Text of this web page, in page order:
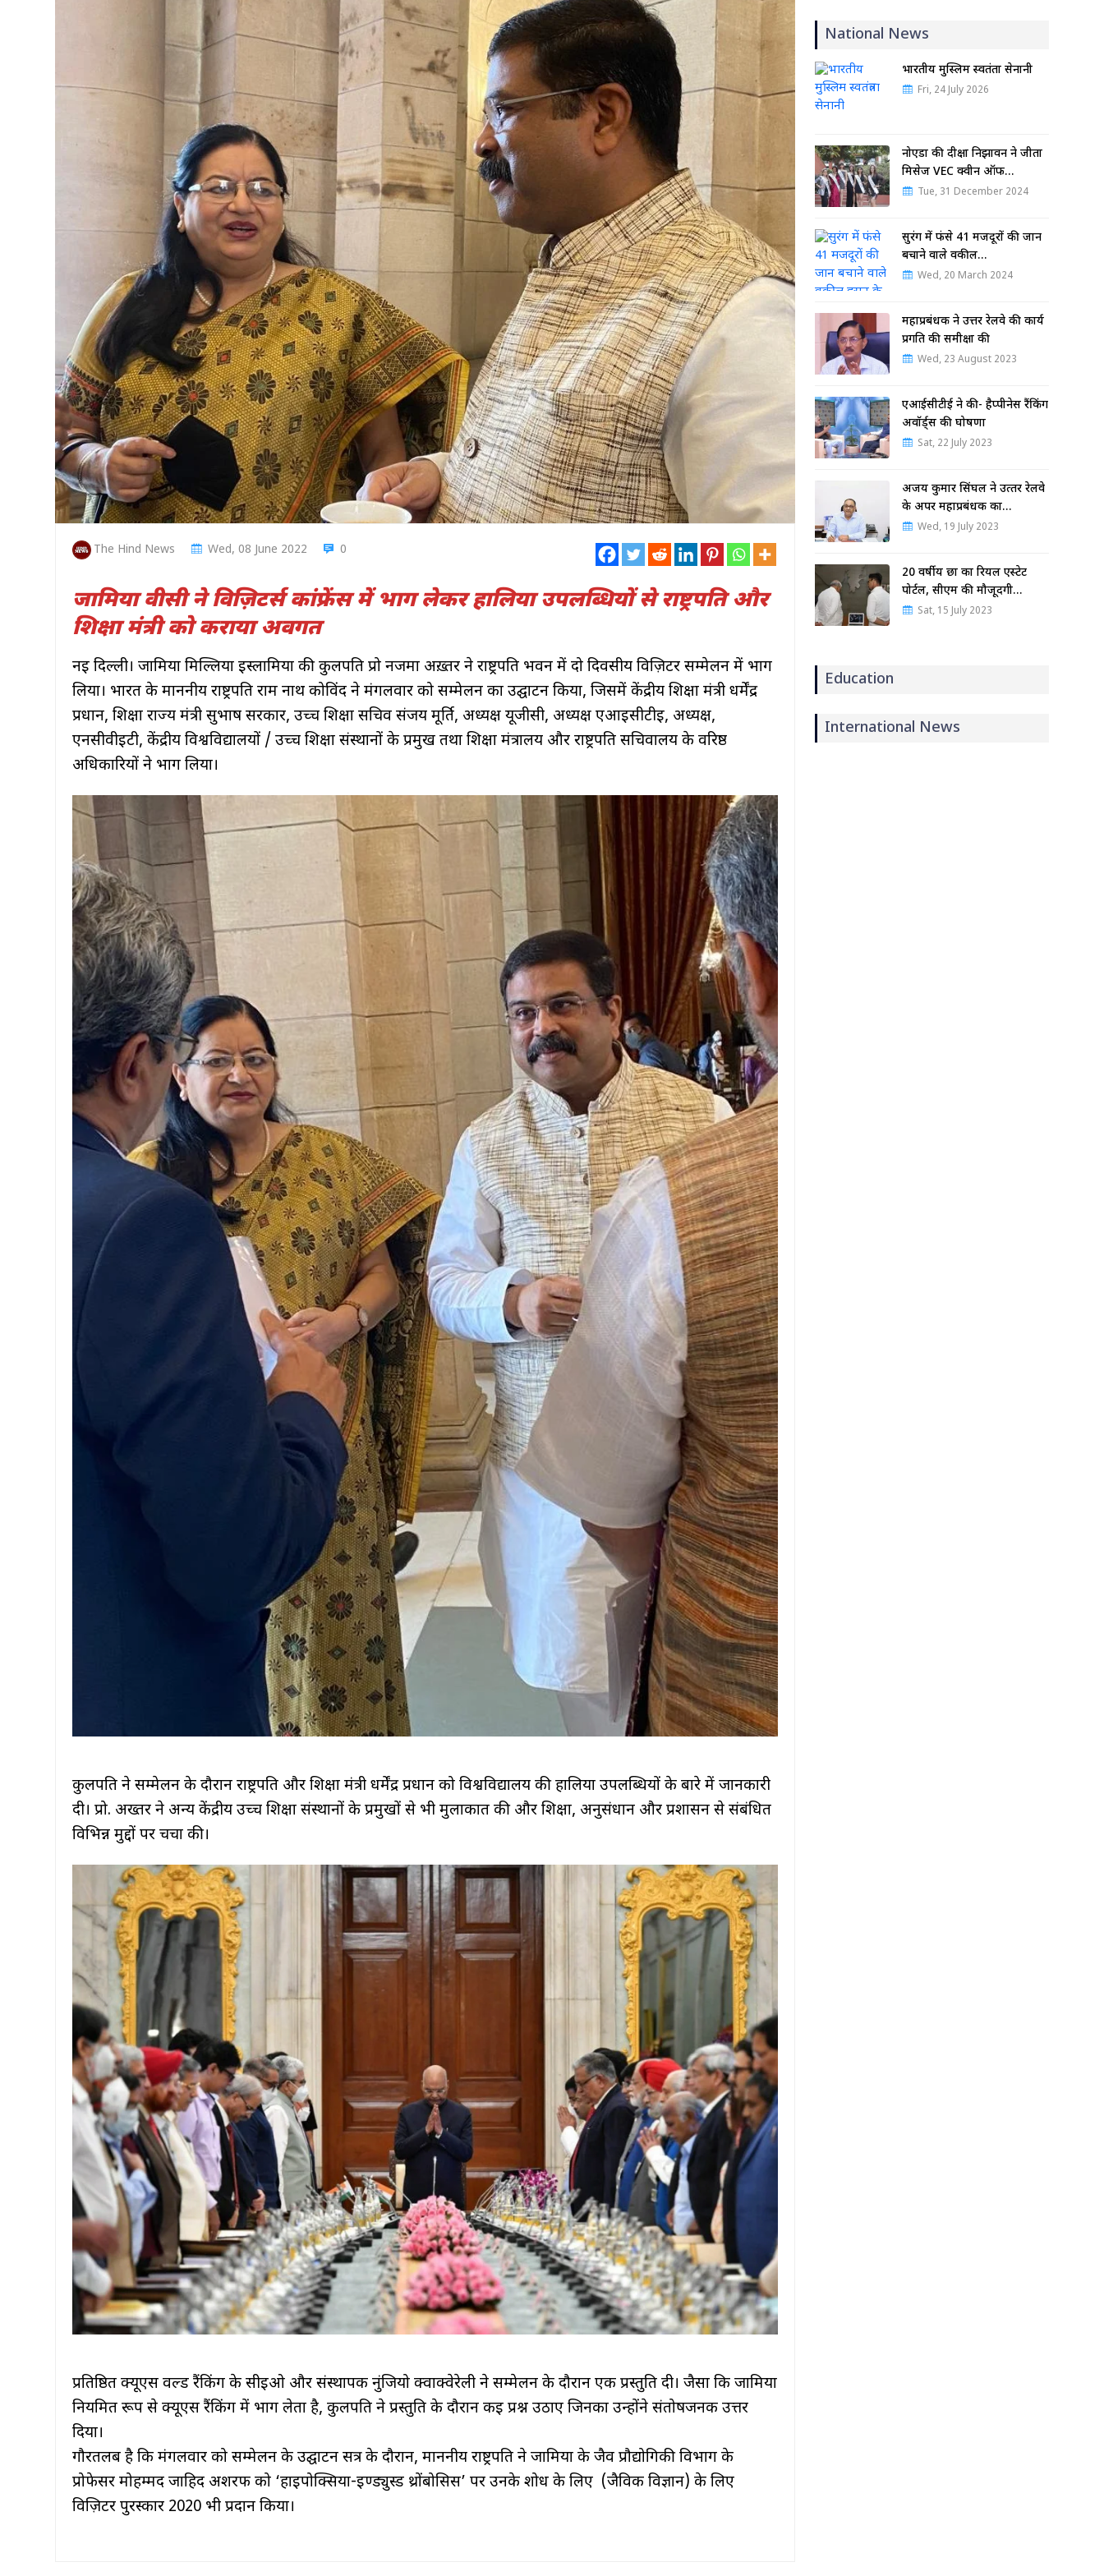
The Hind News Wed, 08 June 2022 0
जामिया वीसी ने विज़िटर्स कांफ्रेंस में भाग लेकर हालिया उपलब्धियों से राष्ट्रपति और
शिक्षा मंत्री को कराया अवगत
नई दिल्ली। जामिया मिल्लिया इस्लामिया की कुलपति प्रो नजमा अख़्तर ने राष्ट्रपति भवन में दो दिवसीय विज़िटर सम्मेलन में भाग
लिया। भारत के माननीय राष्ट्रपति राम नाथ कोविंद ने मंगलवार को सम्मेलन का उद्घाटन किया, जिसमें केंद्रीय शिक्षा मंत्री धर्मेंद्र
प्रधान, शिक्षा राज्य मंत्री सुभाष सरकार, उच्च शिक्षा सचिव संजय मूर्ति, अध्यक्ष यूजीसी, अध्यक्ष एआईसीटीई, अध्यक्ष,
एनसीवीईटी, केंद्रीय विश्वविद्यालयों / उच्च शिक्षा संस्थानों के प्रमुख तथा शिक्षा मंत्रालय और राष्ट्रपति सचिवालय के वरिष्ठ
अधिकारियों ने भाग लिया।
कुलपति ने सम्मेलन के दौरान राष्ट्रपति और शिक्षा मंत्री धर्मेंद्र प्रधान को विश्वविद्यालय की हालिया उपलब्धियों के बारे में जानकारी
दी। प्रो. अख्तर ने अन्य केंद्रीय उच्च शिक्षा संस्थानों के प्रमुखों से भी मुलाकात की और शिक्षा, अनुसंधान और प्रशासन से संबंधित
विभिन्न मुद्दों पर चर्चा की।
प्रतिष्ठित क्यूएस वर्ल्ड रैंकिंग के सीईओ और संस्थापक नुंजियो क्वाक्वेरेली ने सम्मेलन के दौरान एक प्रस्तुति दी। जैसा कि जामिया
नियमित रूप से क्यूएस रैंकिंग में भाग लेता है, कुलपति ने प्रस्तुति के दौरान कई प्रश्न उठाए जिनका उन्होंने संतोषजनक उत्तर
दिया।
गौरतलब है कि मंगलवार को सम्मेलन के उद्घाटन सत्र के दौरान, माननीय राष्ट्रपति ने जामिया के जैव प्रौद्योगिकी विभाग के
प्रोफेसर मोहम्मद जाहिद अशरफ को ‘हाइपोक्सिया-इण्ड्युस्ड थ्रोंबोसिस’ पर उनके शोध के लिए (जैविक विज्ञान) के लिए
विज़िटर पुरस्कार 2020 भी प्रदान किया।
National News
भारतीय मुस्लिम स्वतंत्रता सेनानी
Fri, 24 July 2026
नोएडा की दीक्षा निझावन ने जीता
मिसेज VEC क्वीन ऑफ…
Tue, 31 December 2024
सुरंग में फंसे 41 मजदूरों की जान
बचाने वाले वकील…
Wed, 20 March 2024
महाप्रबंधक ने उत्तर रेलवे की कार्य
प्रगति की समीक्षा की
Wed, 23 August 2023
एआईसीटीई ने की- हैप्पीनेस रैंकिंग
अवॉर्ड्स की घोषणा
Sat, 22 July 2023
अजय कुमार सिंघल ने उत्‍तर रेलवे
के अपर महाप्रबंधक का…
Wed, 19 July 2023
20 वर्षीय छात्र का रियल एस्टेट
पोर्टल, सीएम की मौजूदगी…
Sat, 15 July 2023
Education
International News